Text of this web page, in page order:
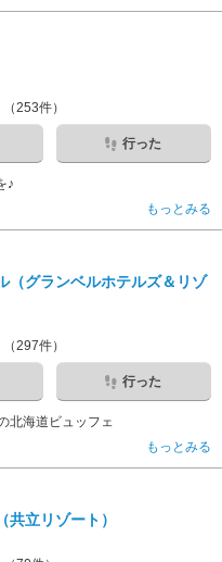
（253件）
行った
♪
もっとみる
（グランベルホテルズ＆リゾ
（297件）
行った
北海道ビュッフェ
もっとみる
共立リゾート）